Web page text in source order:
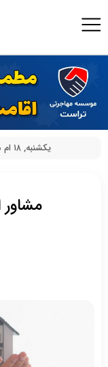
یکشنبه, ۱۸ ام مرداد ۱۴۰۵
مشاور